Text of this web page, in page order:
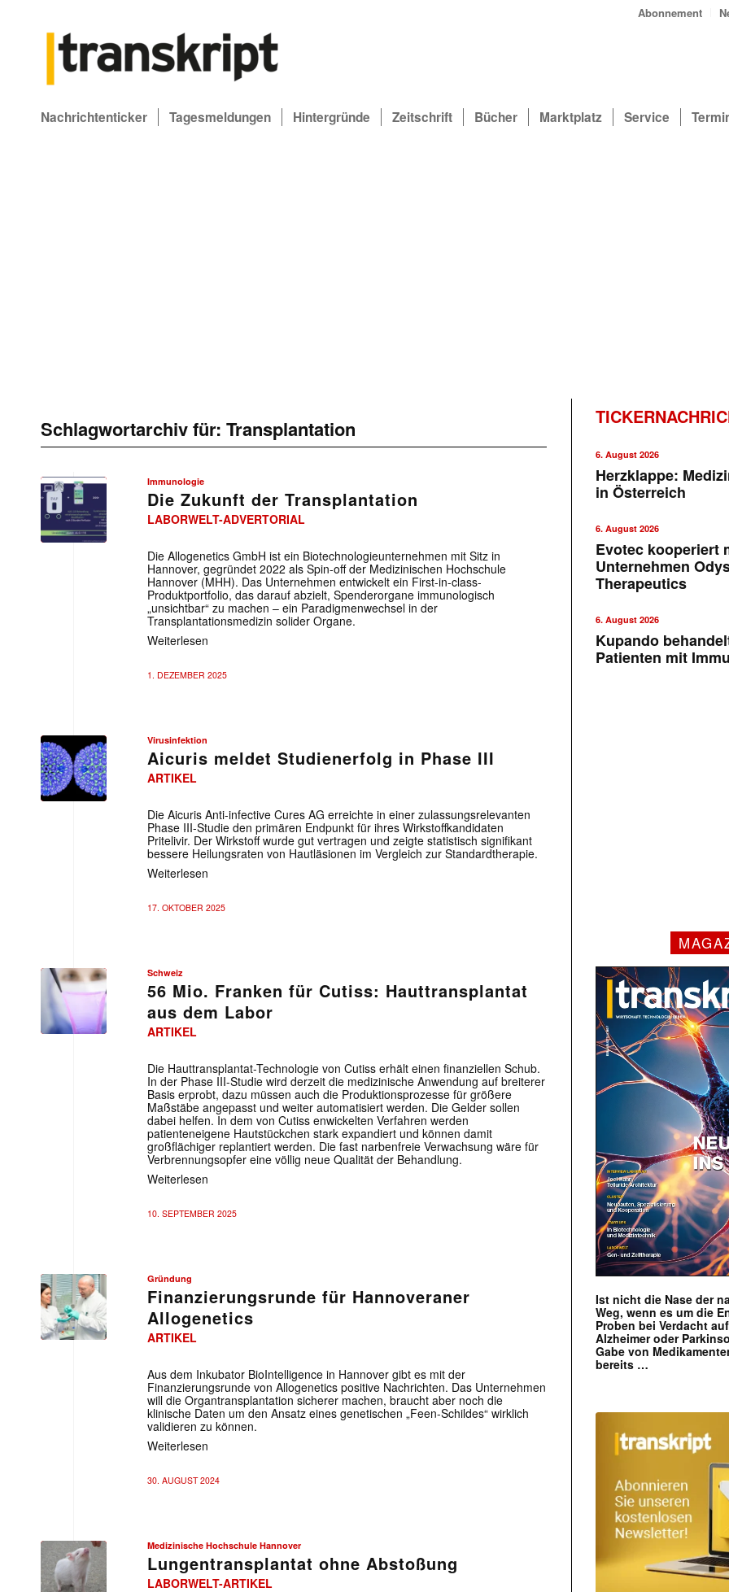
Abonnement
Nachrichtenticker Tagesmeldungen Hintergründe Zeitschrift Bücher Marktplatz Service
Schlagwortarchiv für: Transplantation
Immunologie
Die Zukunft der Transplantation
LABORWELT-ADVERTORIAL
Die Allogenetics GmbH ist ein Biotechnologieunternehmen mit Sitz in
Hannover, gegründet 2022 als Spin-off der Medizinischen Hochschule
Hannover (MHH). Das Unternehmen entwickelt ein First-in-class-
Produktportfolio, das darauf abzielt, Spenderorgane immunologisch
„unsichtbar“ zu machen – ein Paradigmenwechsel in der
Transplantationsmedizin solider Organe.
Weiterlesen
1. DEZEMBER 2025
Virusinfektion
Aicuris meldet Studienerfolg in Phase III
ARTIKEL
Die Aicuris Anti-infective Cures AG erreichte in einer zulassungsrelevanten
Phase III-Studie den primären Endpunkt für ihres Wirkstoffkandidaten
Pritelivir. Der Wirkstoff wurde gut vertragen und zeigte statistisch signifikant
bessere Heilungsraten von Hautläsionen im Vergleich zur Standardtherapie.
Weiterlesen
17. OKTOBER 2025
Schweiz
56 Mio. Franken für Cutiss: Hauttransplantat
aus dem Labor
ARTIKEL
Die Hauttransplantat-Technologie von Cutiss erhält einen finanziellen Schub.
In der Phase III-Studie wird derzeit die medizinische Anwendung auf breiterer
Basis erprobt, dazu müssen auch die Produktionsprozesse für größere
Maßstäbe angepasst und weiter automatisiert werden. Die Gelder sollen
dabei helfen. In dem von Cutiss enwickelten Verfahren werden
patienteneigene Hautstückchen stark expandiert und können damit
großflächiger replantiert werden. Die fast narbenfreie Verwachsung wäre für
Verbrennungsopfer eine völlig neue Qualität der Behandlung.
Weiterlesen
10. SEPTEMBER 2025
Gründung
Finanzierungsrunde für Hannoveraner
Allogenetics
ARTIKEL
Aus dem Inkubator BioIntelligence in Hannover gibt es mit der
Finanzierungsrunde von Allogenetics positive Nachrichten. Das Unternehmen
will die Organtransplantation sicherer machen, braucht aber noch die
klinische Daten um den Ansatz eines genetischen „Feen-Schildes“ wirklich
validieren zu können.
Weiterlesen
30. AUGUST 2024
Medizinische Hochschule Hannover
Lungentransplantat ohne Abstoßung
LABORWELT-ARTIKEL
6. August 2026
Herzklappe:
in Österreich
6. August 2026
Evotec kooperiert
Unternehmen
Therapeutics
6. August 2026
Kupando
Patienten mit
Ist nicht die Nase der
Weg, wenn es um die
Proben bei Verdacht
Alzheimer oder
Gabe von
bereits …